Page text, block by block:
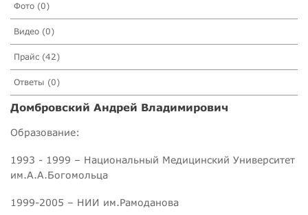
Фото (0)
Видео (0)
Прайс (42)
Ответы (0)
Домбровский Андрей Владимирович
Образование:
1993 - 1999 – Национальный Медицинский Университет
им.А.А.Богомольца
1999-2005 – НИИ им.Рамоданова